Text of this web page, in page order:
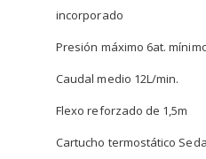
incorporado
Presión máximo 6at.
Caudal medio 12L/min.
Flexo reforzado de 1,5m
Cartucho termostático